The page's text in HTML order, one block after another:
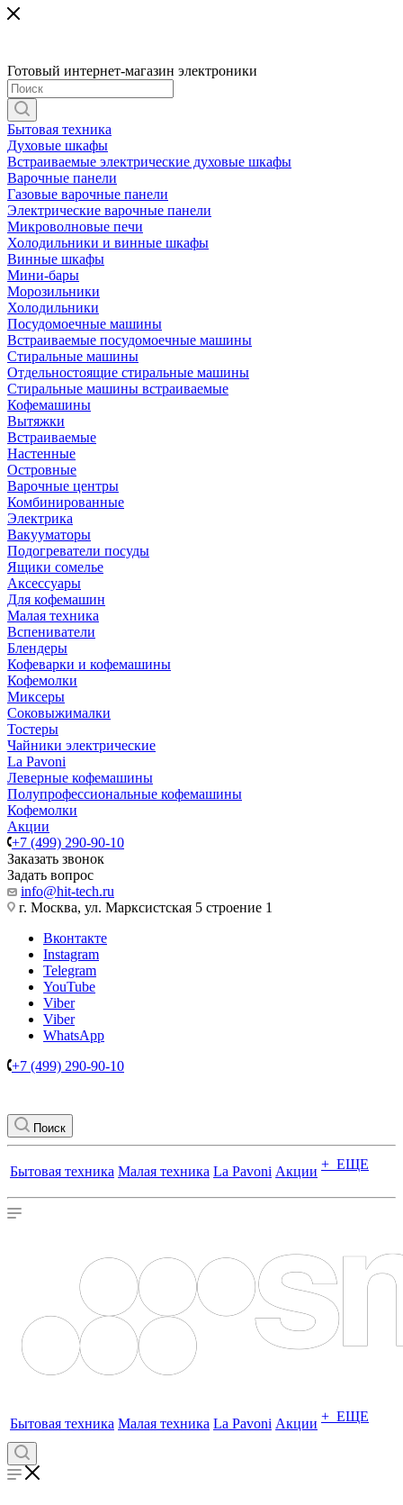
Готовый интернет-магазин электроники
Бытовая техника
Духовые шкафы
Встраиваемые электрические духовые шкафы
Варочные панели
Газовые варочные панели
Электрические варочные панели
Микроволновые печи
Холодильники и винные шкафы
Винные шкафы
Мини-бары
Морозильники
Холодильники
Посудомоечные машины
Встраиваемые посудомоечные машины
Стиральные машины
Отдельностоящие стиральные машины
Стиральные машины встраиваемые
Кофемашины
Вытяжки
Встраиваемые
Настенные
Островные
Варочные центры
Комбинированные
Электрика
Вакууматоры
Подогреватели посуды
Ящики сомелье
Аксессуары
Для кофемашин
Малая техника
Вспениватели
Блендеры
Кофеварки и кофемашины
Кофемолки
Миксеры
Соковыжималки
Тостеры
Чайники электрические
La Pavoni
Леверные кофемашины
Полупрофессиональные кофемашины
Кофемолки
Акции
+7 (499) 290-90-10
Заказать звонок
Задать вопрос
info@hit-tech.ru
г. Москва, ул. Марксистская 5 строение 1
Вконтакте
Instagram
Telegram
YouTube
Viber
Viber
WhatsApp
+7 (499) 290-90-10
Поиск
Бытовая техника Малая техника La Pavoni Акции + ЕЩЕ
Бытовая техника Малая техника La Pavoni Акции + ЕЩЕ